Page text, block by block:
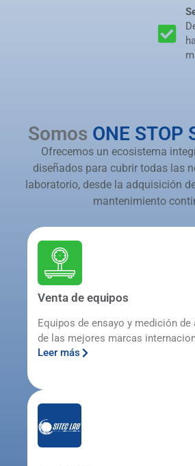
Somos ONE STOP
Ofrecemos un ecosistema
diseñados para cubrir todas las
laboratorio, desde la adquisición
mantenimiento
Venta de equipos
Equipos de ensayo y medición
de las mejores marcas
Leer más